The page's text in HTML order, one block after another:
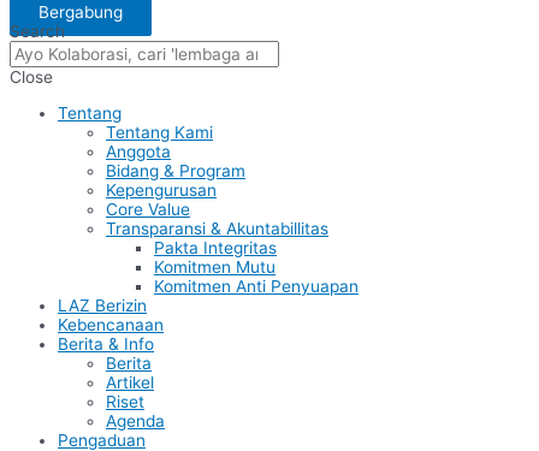
Bergabung
Search
Close
Tentang
Tentang Kami
Anggota
Bidang & Program
Kepengurusan
Core Value
Transparansi & Akuntabillitas
Pakta Integritas
Komitmen Mutu
Komitmen Anti Penyuapan
LAZ Berizin
Kebencanaan
Berita & Info
Berita
Artikel
Riset
Agenda
Pengaduan